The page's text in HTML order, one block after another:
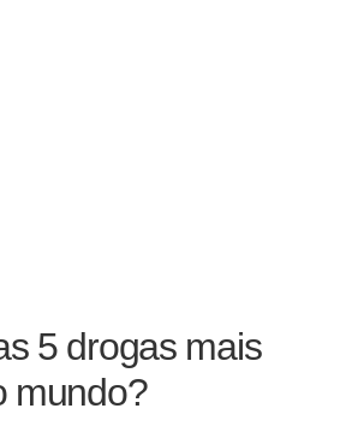
5 drogas mais
mundo?